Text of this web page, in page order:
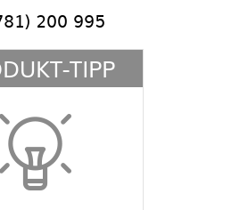
200 995
TIPP